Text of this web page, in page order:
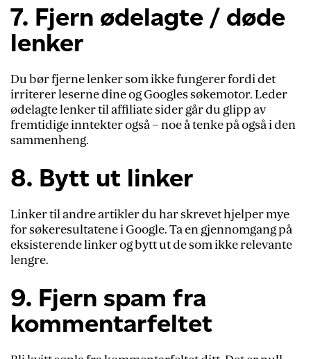
7. Fjern ødelagte / døde
lenker
Du bør fjerne lenker som ikke fungerer fordi det
irriterer leserne dine og Googles søkemotor. Leder
ødelagte lenker til affiliate sider går du glipp av
fremtidige inntekter også – noe å tenke på også i den
sammenheng.
8. Bytt ut linker
Linker til andre artikler du har skrevet hjelper mye
for søkeresultatene i Google. Ta en gjennomgang på
eksisterende linker og bytt ut de som ikke relevante
lengre.
9. Fjern spam fra
kommentarfeltet